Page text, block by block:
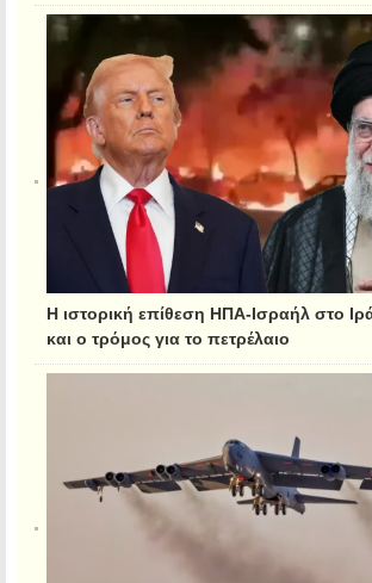
Η ιστορική επίθεση ΗΠΑ-Ισραήλ στο
και ο τρόμος για το πετρέλαιο